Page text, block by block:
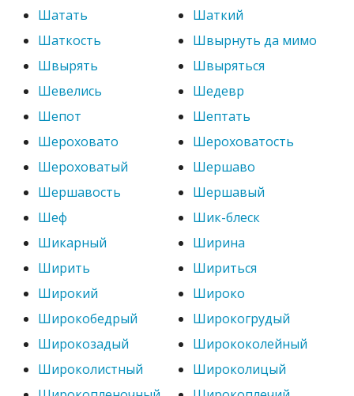
Шатать
Шаткий
Шаткость
Швырнуть да мимо
Швырять
Швыряться
Шевелись
Шедевр
Шепот
Шептать
Шероховато
Шероховатость
Шероховатый
Шершаво
Шершавость
Шершавый
Шеф
Шик-блеск
Шикарный
Ширина
Ширить
Шириться
Широкий
Широко
Широкобедрый
Широкогрудый
Широкозадый
Ширококолейный
Широколистный
Широколицый